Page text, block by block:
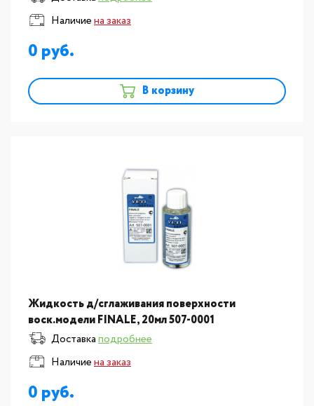
Наличиена заказ
0
В корзину
Жидкость д/сглаживания поверхности
воск.модели FINALE, 20мл 507-0001
Доставкаподробнее
Наличиена заказ
0